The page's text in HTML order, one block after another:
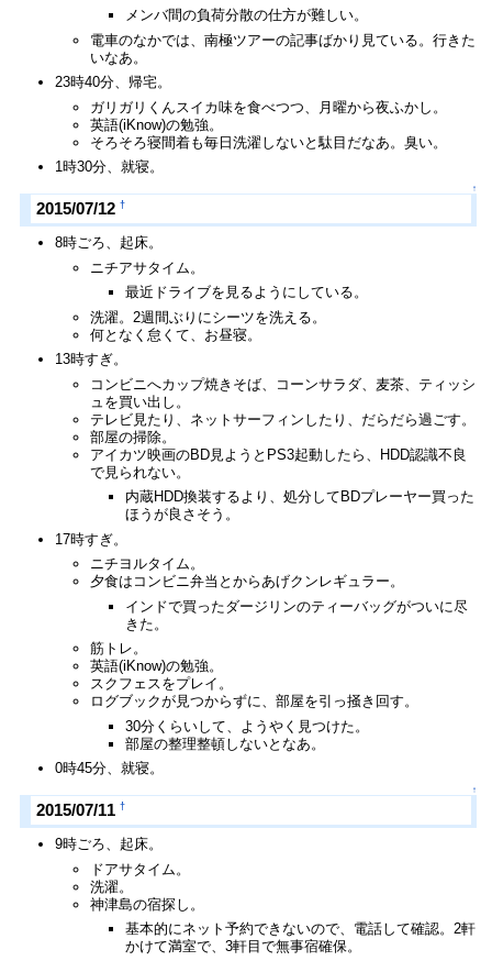
メンバ間の負荷分散の仕方が難しい。
電車のなかでは、南極ツアーの記事ばかり見ている。行きた
いなあ。
23時40分、帰宅。
ガリガリくんスイカ味を食べつつ、月曜から夜ふかし。
英語(iKnow)の勉強。
そろそろ寝間着も毎日洗濯しないと駄目だなあ。臭い。
1時30分、就寝。
↑
2015/07/12 †
8時ごろ、起床。
ニチアサタイム。
最近ドライブを見るようにしている。
洗濯。2週間ぶりにシーツを洗える。
何となく怠くて、お昼寝。
13時すぎ。
コンビニへカップ焼きそば、コーンサラダ、麦茶、ティッシ
ュを買い出し。
テレビ見たり、ネットサーフィンしたり、だらだら過ごす。
部屋の掃除。
アイカツ映画のBD見ようとPS3起動したら、HDD認識不良
で見られない。
内蔵HDD換装するより、処分してBDプレーヤー買った
ほうが良さそう。
17時すぎ。
ニチヨルタイム。
夕食はコンビニ弁当とからあげクンレギュラー。
インドで買ったダージリンのティーバッグがついに尽
きた。
筋トレ。
英語(iKnow)の勉強。
スクフェスをプレイ。
ログブックが見つからずに、部屋を引っ掻き回す。
30分くらいして、ようやく見つけた。
部屋の整理整頓しないとなあ。
0時45分、就寝。
↑
2015/07/11 †
9時ごろ、起床。
ドアサタイム。
洗濯。
神津島の宿探し。
基本的にネット予約できないので、電話して確認。2軒
かけて満室で、3軒目で無事宿確保。